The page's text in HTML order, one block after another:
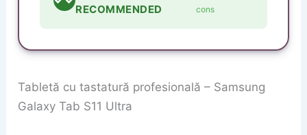
RECOMMENDED
cons
Tabletă cu tastatură profesională – Samsung
Galaxy Tab S11 Ultra